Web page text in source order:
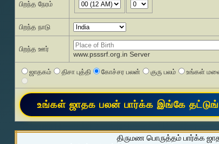
பிறந்த நேரம்
பிறந்த நாடு
பிறந்த ஊர்
www.psssrf.org.in Server
ஜாதகம் திசா புத்தி கோச்சர பலன் குரு பலம் உங்கள்
திருமண பொருத்தம் பார்க்க